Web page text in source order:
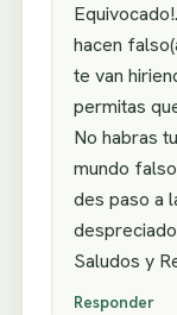
hacen
te van
permitas
No habras
mundo
des paso a
Saludos y
Responder